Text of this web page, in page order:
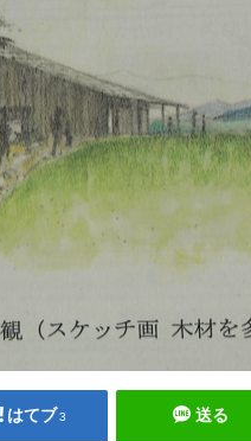
はてブ3 送る